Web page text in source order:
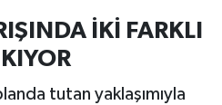
İKİ FARKLI
tutan yaklaşımıyla